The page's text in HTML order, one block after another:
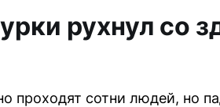
рухнул со
проходят сотни людей, но